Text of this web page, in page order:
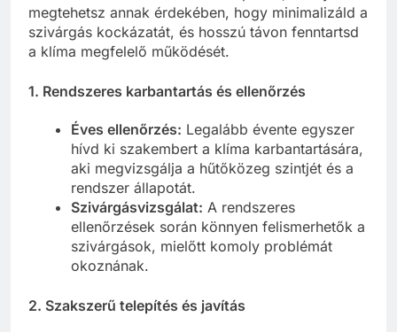
megtehetsz annak érdekében, hogy minimalizáld a
szivárgás kockázatát, és hosszú távon fenntartsd
a klíma megfelelő működését.
1. Rendszeres karbantartás és ellenőrzés
Éves ellenőrzés: Legalább évente egyszer
hívd ki szakembert a klíma karbantartására,
aki megvizsgálja a hűtőközeg szintjét és a
rendszer állapotát.
Szivárgásvizsgálat: A rendszeres
ellenőrzések során könnyen felismerhetők a
szivárgások, mielőtt komoly problémát
okoznának.
2. Szakszerű telepítés és javítás